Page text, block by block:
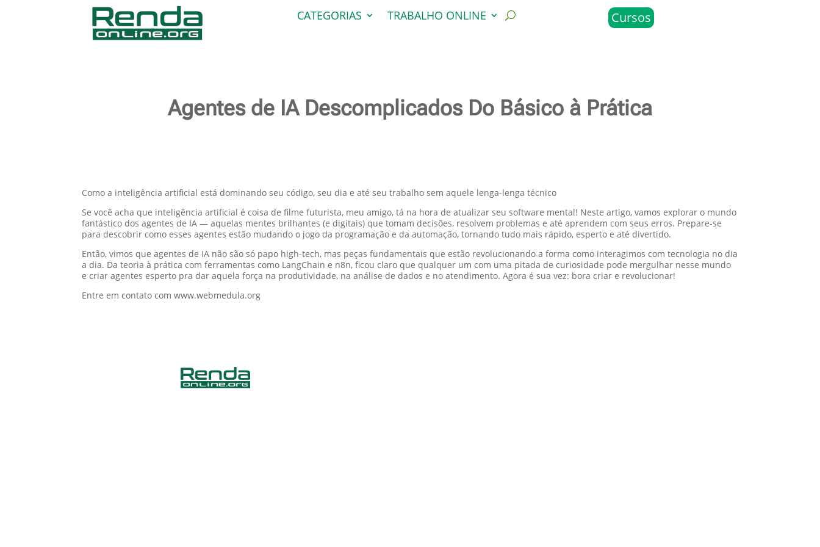
CATEGORIAS TRABALHO ONLINE Cursos
Agentes de IA Descomplicados Do Básico à Prática
Como a inteligência artificial está dominando seu código, seu dia e até seu trabalho sem aquele lenga-lenga técnico
Se você acha que inteligência artificial é coisa de filme futurista, meu amigo, tá na hora de atualizar seu software mental! Neste artigo, vamos explorar o mundo
fantástico dos agentes de IA — aquelas mentes brilhantes (e digitais) que tomam decisões, resolvem problemas e até aprendem com seus erros. Prepare-se
para descobrir como esses agentes estão mudando o jogo da programação e da automação, tornando tudo mais rápido, esperto e até divertido.
Então, vimos que agentes de IA não são só papo high-tech, mas peças fundamentais que estão revolucionando a forma como interagimos com tecnologia no dia
a dia. Da teoria à prática com ferramentas como LangChain e n8n, ficou claro que qualquer um com uma pitada de curiosidade pode mergulhar nesse mundo
e criar agentes esperto pra dar aquela força na produtividade, na análise de dados e no atendimento. Agora é sua vez: bora criar e revolucionar!
Entre em contato com www.webmedula.org